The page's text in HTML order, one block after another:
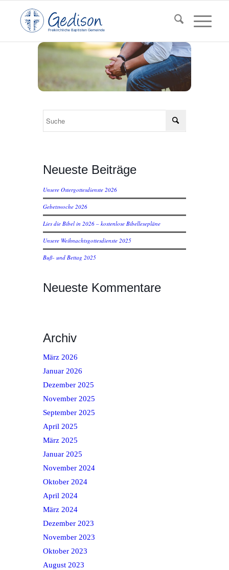
F reikirchlic heBa ptisten Gemeinde
Neueste Beiträge
Unsere Ostergottesdienste 2026
Gebetswoche 2026
Lies die Bibel in 2026 – kostenlose Bibellesepläne
Unsere Weihnachtsgottesdienste 2025
Buß- und Bettag 2025
Neueste Kommentare
Archiv
März 2026
Januar 2026
Dezember 2025
November 2025
September 2025
April 2025
März 2025
Januar 2025
November 2024
Oktober 2024
April 2024
März 2024
Dezember 2023
November 2023
Oktober 2023
August 2023